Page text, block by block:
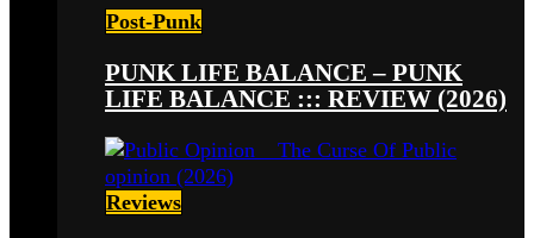
Post-Punk
PUNK LIFE BALANCE – PUNK
LIFE BALANCE ::: REVIEW (2026)
Reviews